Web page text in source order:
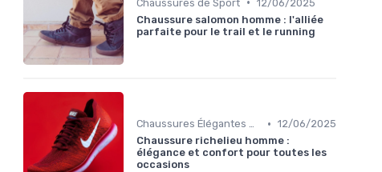
Chaussures de Sport
12/06/2025
Chaussure salomon homme : l'alliée
parfaite pour le trail et le running
Chaussures Élégantes et de Cérémonie • 12/06/2025
Chaussure richelieu homme :
élégance et confort pour toutes les
occasions